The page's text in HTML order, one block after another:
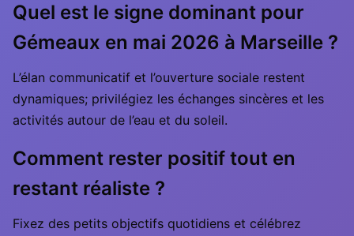
Quel est le signe dominant pour
Gémeaux en mai 2026 à Marseille ?
L’élan communicatif et l’ouverture sociale restent
dynamiques; privilégiez les échanges sincères et les
activités autour de l’eau et du soleil.
Comment rester positif tout en
restant réaliste ?
Fixez des petits objectifs quotidiens et célébrez